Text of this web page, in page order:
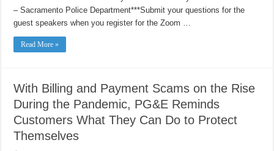
– Sacramento Police Department***Submit your questions for the
guest speakers when you register for the Zoom …
Read More »
With Billing and Payment Scams on the Rise
During the Pandemic, PG&E Reminds
Customers What They Can Do to Protect
Themselves